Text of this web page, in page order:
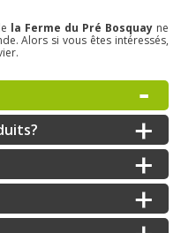
la Ferme du Pré Bosquay ne
Alors si vous êtes intéressés,